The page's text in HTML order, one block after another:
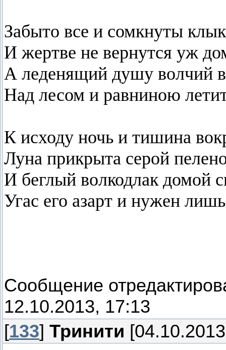
Забыто все и сомкнуты
И жертве не вернутся уж
А леденящий душу волчий
Над лесом и равниною
К исходу ночь и тишина
Луна прикрыта серой
И беглый волкодлак домой
Угас его азарт и нужен
Сообщение
12.10.2013, 17:13
[133] Тринити